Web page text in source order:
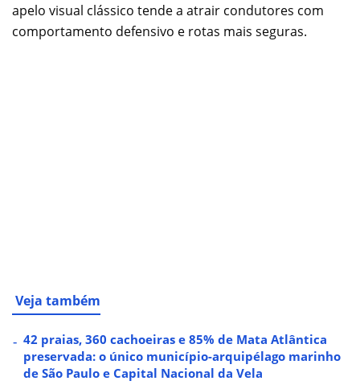
apelo visual clássico tende a atrair condutores com
comportamento defensivo e rotas mais seguras.
Veja também
42 praias, 360 cachoeiras e 85% de Mata Atlântica
preservada: o único município-arquipélago marinho
de São Paulo e Capital Nacional da Vela